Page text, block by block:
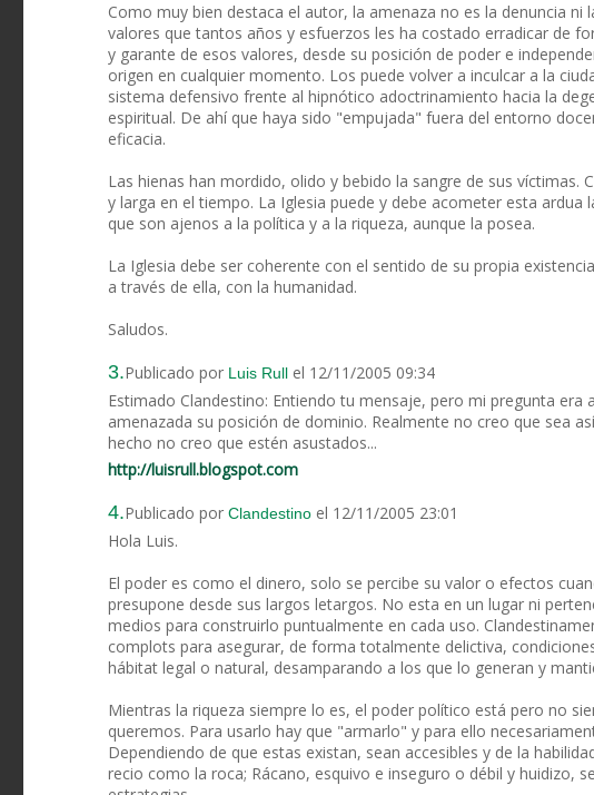
Como muy bien destaca el autor, la amenaza no es la denuncia ni
valores que tantos años y esfuerzos les ha costado erradicar de
y garante de esos valores, desde su posición de poder e
origen en cualquier momento. Los puede volver a inculcar a la
sistema defensivo frente al hipnótico adoctrinamiento hacia la
espiritual. De ahí que haya sido "empujada" fuera del entorno
eficacia.
Las hienas han mordido, olido y bebido la sangre de sus víctimas.
y larga en el tiempo. La Iglesia puede y debe acometer esta
que son ajenos a la política y a la riqueza, aunque la posea.
La Iglesia debe ser coherente con el sentido de su propia
a través de ella, con la humanidad.
Saludos.
3.Publicado por Luis Rull el 12/11/2005 09:34
Estimado Clandestino: Entiendo tu mensaje, pero mi pregunta era
amenazada su posición de dominio. Realmente no creo que sea
hecho no creo que estén asustados...
http://luisrull.blogspot.com
4.Publicado por Clandestino el 12/11/2005 23:01
Hola Luis.
El poder es como el dinero, solo se percibe su valor o efectos
presupone desde sus largos letargos. No esta en un lugar ni
medios para construirlo puntualmente en cada uso.
complots para asegurar, de forma totalmente delictiva,
hábitat legal o natural, desamparando a los que lo generan y
Mientras la riqueza siempre lo es, el poder político está pero no
queremos. Para usarlo hay que "armarlo" y para ello
Dependiendo de que estas existan, sean accesibles y de la
recio como la roca; Rácano, esquivo e inseguro o débil y huidizo,